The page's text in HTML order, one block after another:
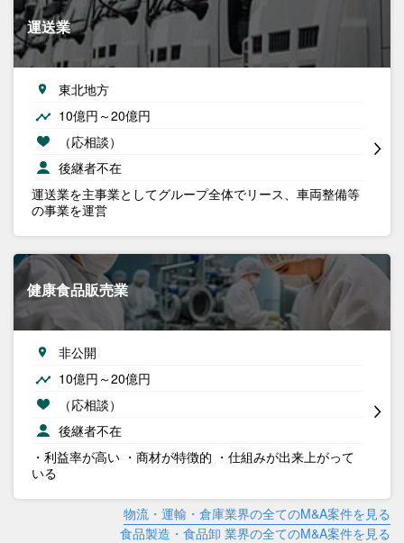
運送業
東北地方
10億円～20億円
（応相談）
後継者不在
運送業を主事業としてグループ全体でリース、車両整備等
の事業を運営
健康食品販売業
非公開
10億円～20億円
（応相談）
後継者不在
・利益率が高い ・商材が特徴的 ・仕組みが出来上がって
いる
物流・運輸・倉庫業界の全てのM&A案件を見る
食品製造・食品卸 業界の全てのM&A案件を見る